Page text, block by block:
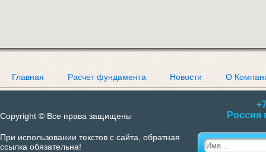
Главная Расчет фундамента Новости О
Copyright © Все права защищены
При использовании текстов с сайта, обратная
ссылка обязательна!
Россия